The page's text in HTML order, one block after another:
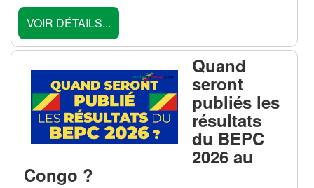
VOIR DÉTAILS...
Quand
seront
publiés les
résultats
du BEPC
2026 au
Congo ?